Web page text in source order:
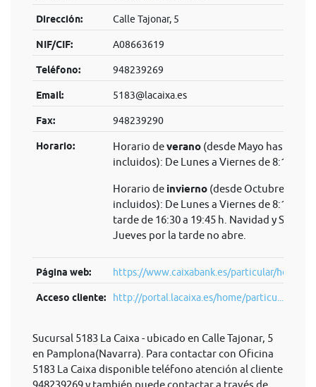
Dirección: Calle Tajonar, 5
NIF/CIF: A08663619
Teléfono: 948239269
Email: 5183@lacaixa.es
Fax: 948239290
Horario: Horario deverano(desde Mayo hasta
incluidos): De Lunes a Viernes de 8:15 a
Horario de invierno(desde Octubre hasta
incluidos): De Lunes a Viernes de 8:15 a
tarde de 16:30 a 19:45 h. Navidad y
Jueves por la tarde no abre.
Página web: https://www.caixabank.es/particular/home/
Acceso cliente: http://portal.lacaixa.es/home/particu...
Sucursal 5183 La Caixa - ubicado en Calle Tajonar, 5
en Pamplona(Navarra). Para contactar con Oficina
5183 La Caixa disponible teléfono atención al cliente
948239269 y también puede contactar a través de